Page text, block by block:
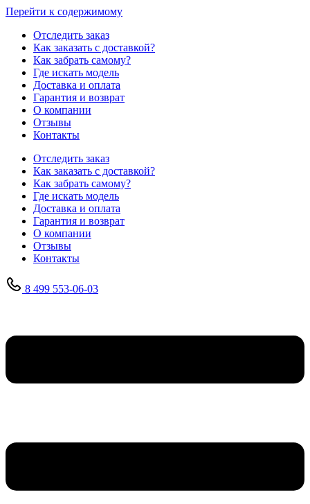
Перейти к содержимому
Отследить заказ
Как заказать с доставкой?
Как забрать самому?
Где искать модель
Доставка и оплата
Гарантия и возврат
О компании
Отзывы
Контакты
Отследить заказ
Как заказать с доставкой?
Как забрать самому?
Где искать модель
Доставка и оплата
Гарантия и возврат
О компании
Отзывы
Контакты
8 499 553-06-03